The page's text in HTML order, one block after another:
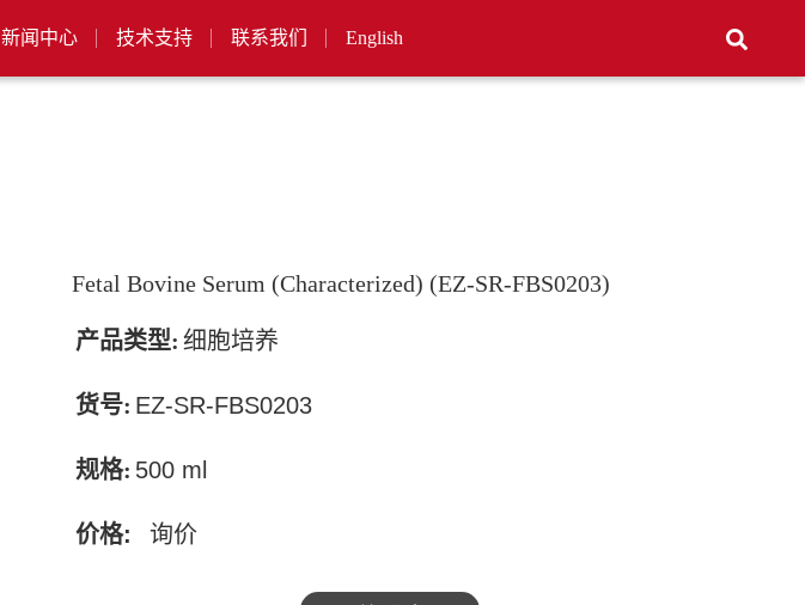
新闻中心 技术支持 联系我们 English
Fetal Bovine Serum (Characterized) (EZ-SR-FBS0203)
产品类型: 细胞培养
货号: EZ-SR-FBS0203
规格: 500 ml
价格: 询价